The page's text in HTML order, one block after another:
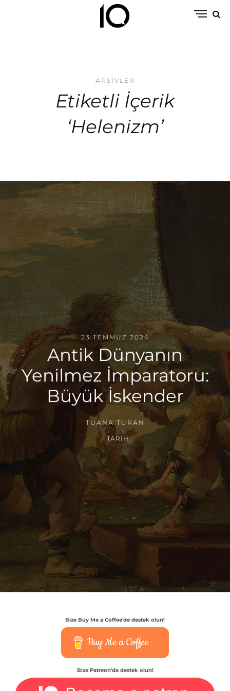
ARŞIVLER
Etiketli İçerik
‘Helenizm’
23 TEMMUZ 2024
Antik Dünyanın
Yenilmez İmparatoru:
Büyük İskender
TUANA TURAN
TARIH
Bize Buy Me a Coffee'de destek olun!
Buy Me a Coffee
Bize Patreon'da destek olun!